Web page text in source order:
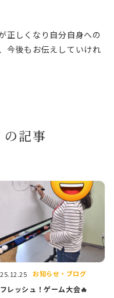
正しくなり自分自身への
今後もお伝えしていけれ
の記事
お知らせ・ブログ
レッシュ！ゲーム大会🔥